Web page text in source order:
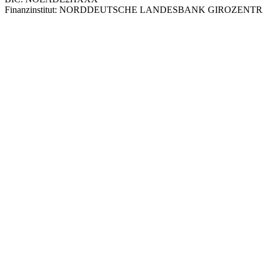
Finanzinstitut: NORDDEUTSCHE LANDESBANK